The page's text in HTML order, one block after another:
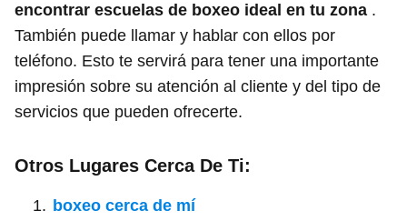
encontrar escuelas de boxeo ideal en tu zona .
También puede llamar y hablar con ellos por
teléfono. Esto te servirá para tener una importante
impresión sobre su atención al cliente y del tipo de
servicios que pueden ofrecerte.
Otros Lugares Cerca De Ti:
boxeo cerca de mí